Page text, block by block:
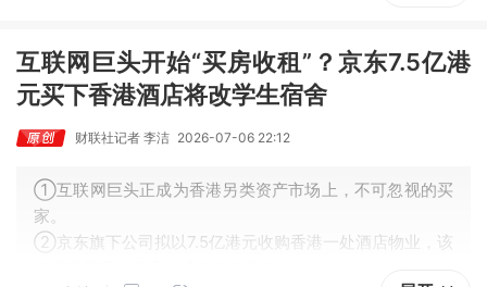
互联网巨头开始“买房收租”？京东7.5亿港
元买下香港酒店将改学生宿舍
财联社记者 李洁 2026-07-06 22:12
①互联网巨头正成为香港另类资产市场上，不可忽视的买
家。
②京东旗下公司拟以7.5亿港元收购香港一处酒店物业，该